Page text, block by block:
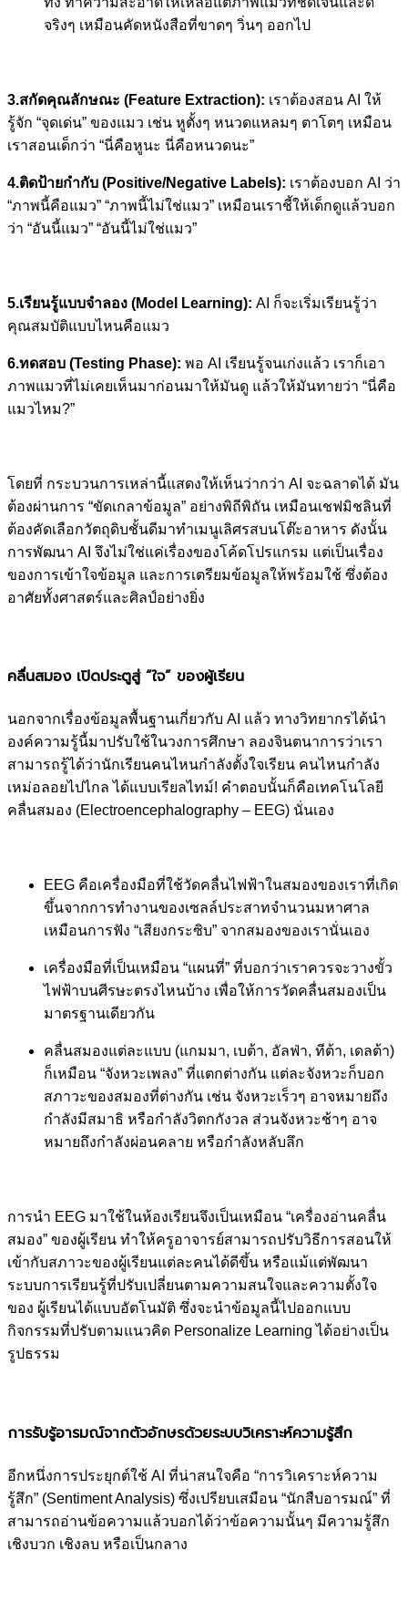
จริงๆ เหมือนคัดหนังสือที่ขาดๆ วิ่นๆ ออกไป
3.สกัดคุณลักษณะ (Feature Extraction): เราต้องสอน AI ให้
รู้จัก “จุดเด่น” ของแมว เช่น หูตั้งๆ หนวดแหลมๆ ตาโตๆ เหมือน
เราสอนเด็กว่า “นี่คือหูนะ นี่คือหนวดนะ”
4.ติดป้ายกำกับ (Positive/Negative Labels): เราต้องบอก AI ว่า
“ภาพนี้คือแมว” “ภาพนี้ไม่ใช่แมว” เหมือนเราชี้ให้เด็กดูแล้วบอก
ว่า “อันนี้แมว” “อันนี้ไม่ใช่แมว”
5.เรียนรู้แบบจำลอง (Model Learning): AI ก็จะเริ่มเรียนรู้ว่า
คุณสมบัติแบบไหนคือแมว
6.ทดสอบ (Testing Phase): พอ AI เรียนรู้จนเก่งแล้ว เราก็เอา
ภาพแมวที่ไม่เคยเห็นมาก่อนมาให้มันดู แล้วให้มันทายว่า “นี่คือ
แมวไหม?”
โดยที่ กระบวนการเหล่านี้แสดงให้เห็นว่ากว่า AI จะฉลาดได้ มัน
ต้องผ่านการ “ขัดเกลาข้อมูล” อย่างพิถีพิถัน เหมือนเชฟมิชลินที่
ต้องคัดเลือกวัตถุดิบชั้นดีมาทำเมนูเลิศรสบนโต๊ะอาหาร ดังนั้น
การพัฒนา AI จึงไม่ใช่แค่เรื่องของโค้ดโปรแกรม แต่เป็นเรื่อง
ของการเข้าใจข้อมูล และการเตรียมข้อมูลให้พร้อมใช้ ซึ่งต้อง
อาศัยทั้งศาสตร์และศิลป์อย่างยิ่ง
คลื่นสมอง เปิดประตูสู่ “ใจ” ของผู้เรียน
นอกจากเรื่องข้อมูลพื้นฐานเกี่ยวกับ AI แล้ว ทางวิทยากรได้นำ
องค์ความรู้นี้มาปรับใช้ในวงการศึกษา ลองจินตนาการว่าเรา
สามารถรู้ได้ว่านักเรียนคนไหนกำลังตั้งใจเรียน คนไหนกำลัง
เหม่อลอยไปไกล ได้แบบเรียลไทม์! คำตอบนั้นก็คือเทคโนโลยี
คลื่นสมอง (Electroencephalography – EEG) นั่นเอง
EEG คือเครื่องมือที่ใช้วัดคลื่นไฟฟ้าในสมองของเราที่เกิด
ขึ้นจากการทำงานของเซลล์ประสาทจำนวนมหาศาล
เหมือนการฟัง “เสียงกระซิบ” จากสมองของเรานั่นเอง
เครื่องมือที่เป็นเหมือน “แผนที่” ที่บอกว่าเราควรจะวางขั้ว
ไฟฟ้าบนศีรษะตรงไหนบ้าง เพื่อให้การวัดคลื่นสมองเป็น
มาตรฐานเดียวกัน
คลื่นสมองแต่ละแบบ (แกมมา, เบต้า, อัลฟ่า, ทีต้า, เดลต้า)
ก็เหมือน “จังหวะเพลง” ที่แตกต่างกัน แต่ละจังหวะก็บอก
สภาวะของสมองที่ต่างกัน เช่น จังหวะเร็วๆ อาจหมายถึง
กำลังมีสมาธิ หรือกำลังวิตกกังวล ส่วนจังหวะช้าๆ อาจ
หมายถึงกำลังผ่อนคลาย หรือกำลังหลับลึก
การนำ EEG มาใช้ในห้องเรียนจึงเป็นเหมือน “เครื่องอ่านคลื่น
สมอง” ของผู้เรียน ทำให้ครูอาจารย์สามารถปรับวิธีการสอนให้
เข้ากับสภาวะของผู้เรียนแต่ละคนได้ดีขึ้น หรือแม้แต่พัฒนา
ระบบการเรียนรู้ที่ปรับเปลี่ยนตามความสนใจและความตั้งใจ
ของ ผู้เรียนได้แบบอัตโนมัติ ซึ่งจะนำข้อมูลนี้ไปออกแบบ
กิจกรรมที่ปรับตามแนวคิด Personalize Learning ได้อย่างเป็น
รูปธรรม
การรับรู้อารมณ์จากตัวอักษรด้วยระบบวิเคราะห์ความรู้สึก
อีกหนึ่งการประยุกต์ใช้ AI ที่น่าสนใจคือ “การวิเคราะห์ความ
รู้สึก” (Sentiment Analysis) ซึ่งเปรียบเสมือน “นักสืบอารมณ์” ที่
สามารถอ่านข้อความแล้วบอกได้ว่าข้อความนั้นๆ มีความรู้สึก
เชิงบวก เชิงลบ หรือเป็นกลาง